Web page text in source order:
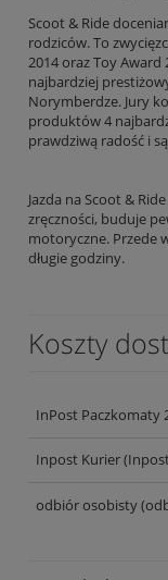
Scoot & Ride
rodziców. To
2014 oraz Toy
najbardziej
Norymberdze. Jury
produktów 4
prawdziwą radość i
Jazda na Scoot &
zręczności, buduje
motoryczne. Przede
długie godziny.
Koszty
Cena nie zawiera
InPost Paczkomaty
Inpost Kurier
odbiór osobisty